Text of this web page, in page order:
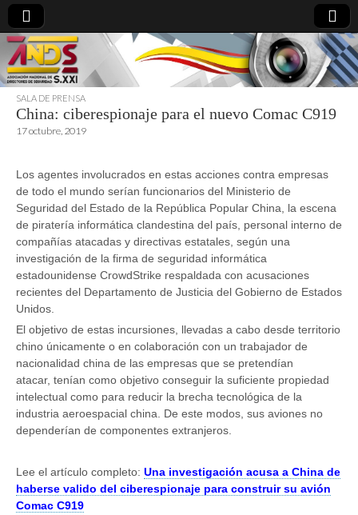
directoresdeseguridad.es
SALA DE PRENSA
China: ciberespionaje para el nuevo Comac C919
17 octubre, 2019
Los agentes involucrados en estas acciones contra empresas
de todo el mundo serían funcionarios del Ministerio de
Seguridad del Estado de la República Popular China, la escena
de piratería informática clandestina del país, personal interno de
compañías atacadas y directivas estatales, según una
investigación de la firma de seguridad informática
estadounidense CrowdStrike respaldada con acusaciones
recientes del Departamento de Justicia del Gobierno de Estados
Unidos.
El objetivo de estas incursiones, llevadas a cabo desde territorio
chino únicamente o en colaboración con un trabajador de
nacionalidad china de las empresas que se pretendían
atacar, tenían como objetivo conseguir la suficiente propiedad
intelectual como para reducir la brecha tecnológica de la
industria aeroespacial china. De este modos, sus aviones no
dependerían de componentes extranjeros.
Lee el artículo completo: Una investigación acusa a China de
haberse valido del ciberespionaje para construir su avión
Comac C919